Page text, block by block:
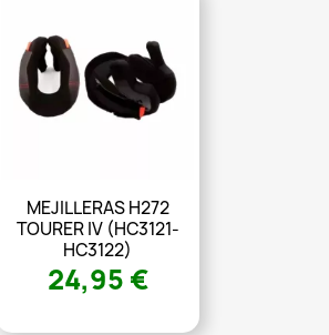
MEJILLERAS H272
TOURER IV (HC3121-
HC3122)
24,95 €